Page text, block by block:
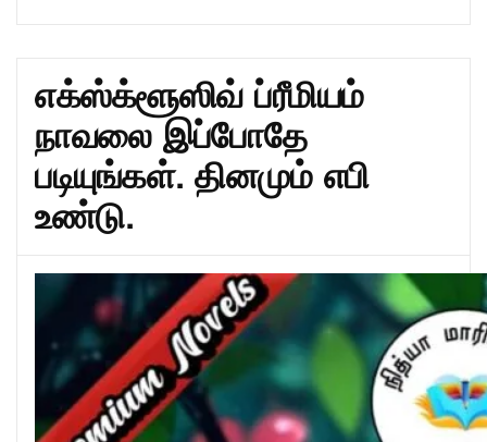
எக்ஸ்க்ளூஸிவ் ப்ரீமியம்
நாவலை இப்போதே
படியுங்கள். தினமும் எபி
உண்டு.